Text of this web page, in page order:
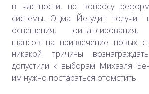
в частности, по вопросу
системы, Оцма Йегудит получит
освещения, финансирования,
шансов на привлечение новых
никакой причины
допустили к выборам Михаэля
им нужно постараться отомстить.